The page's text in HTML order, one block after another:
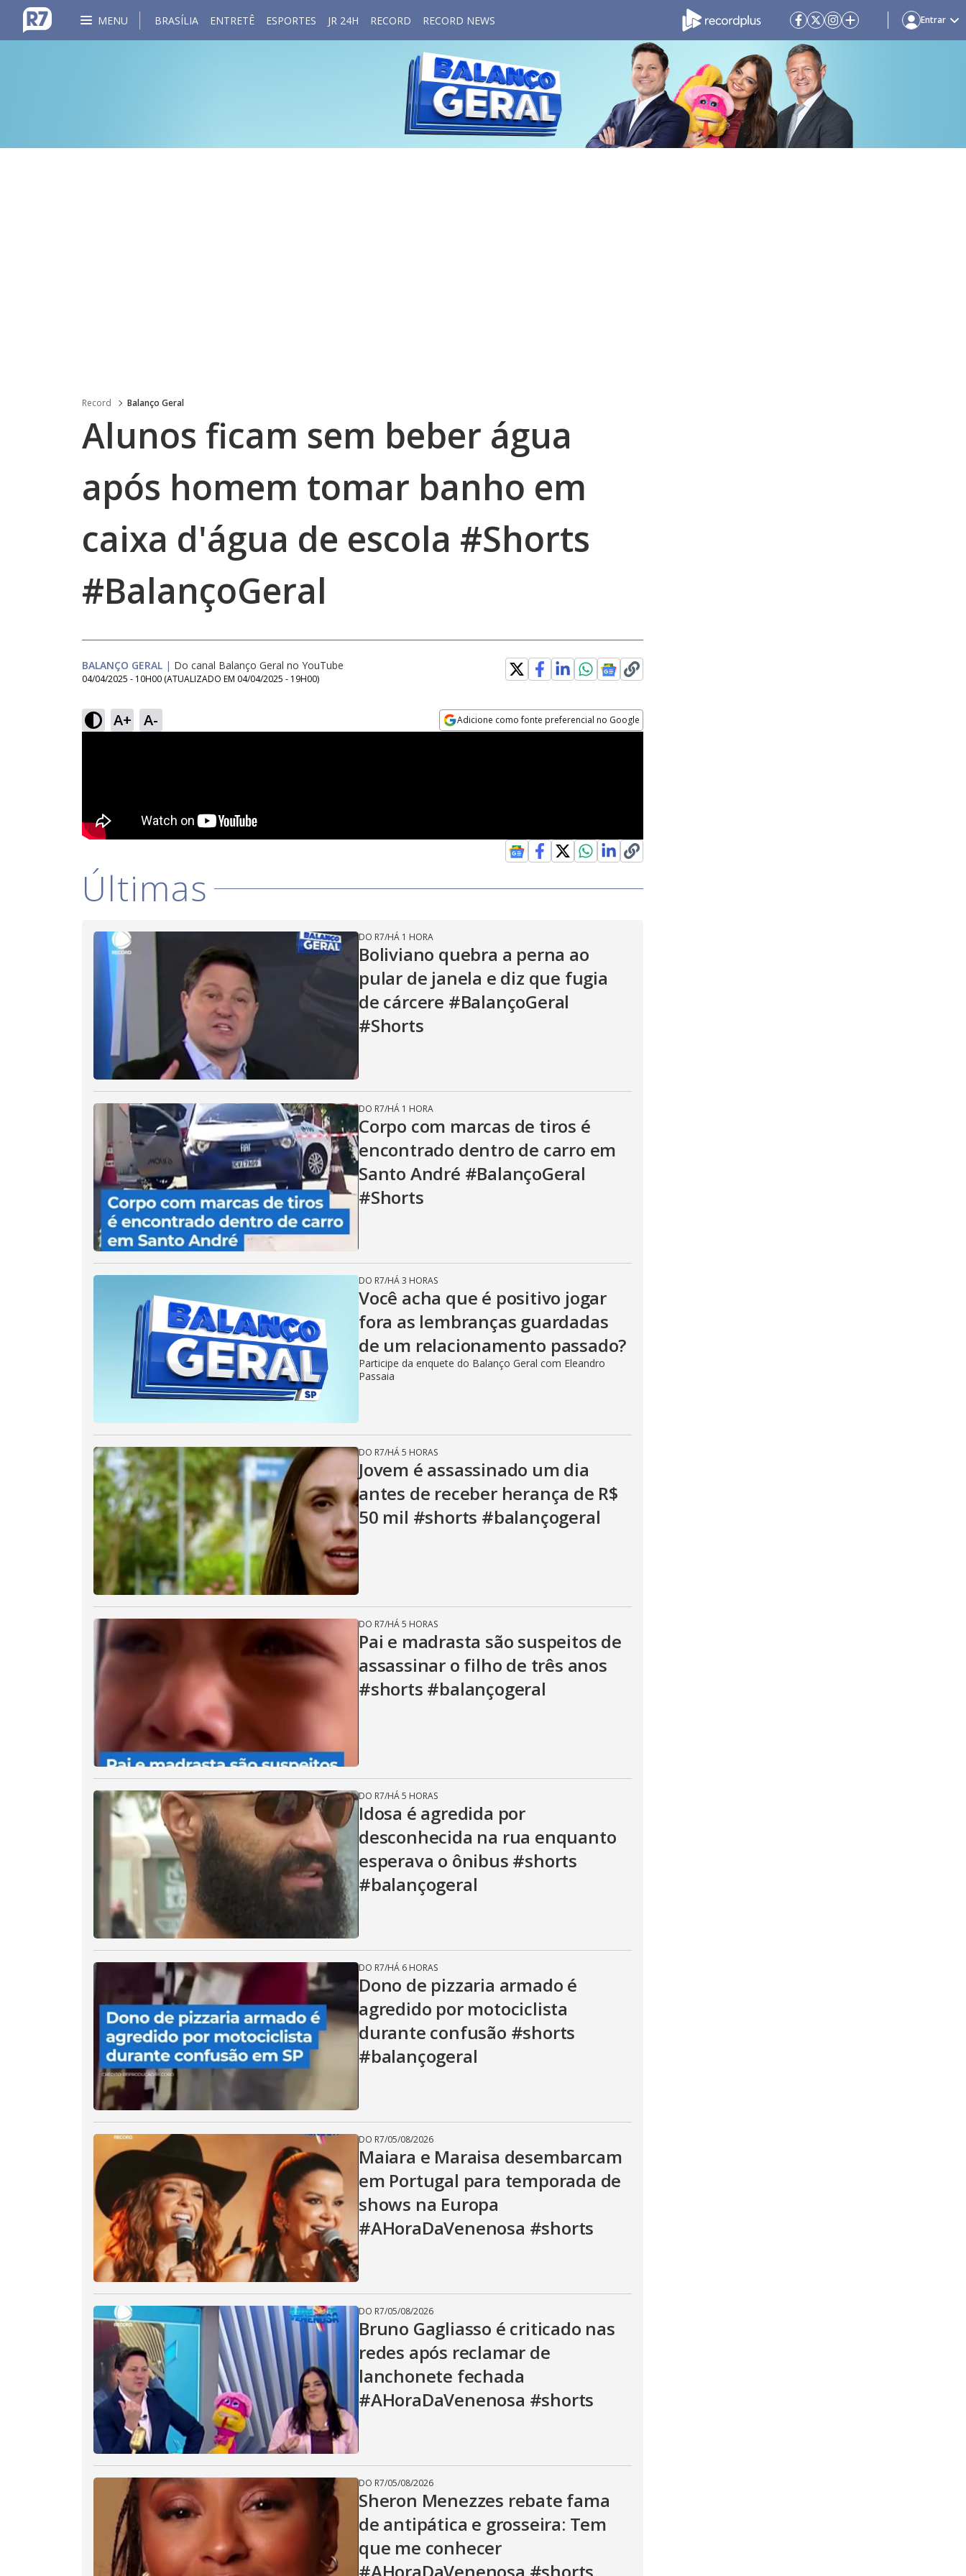
MENU BRASÍLIA ENTRETÊ ESPORTES JR 24H RECORD RECORD NEWS Entrar
Record Balanço Geral
Alunos ficam sem beber água
após homem tomar banho em
caixa d'água de escola #Shorts
#BalançoGeral
BALANÇO GERAL | Do canal Balanço Geral no YouTube
04/04/2025 - 10H00 (ATUALIZADO EM 04/04/2025 - 19H00)
A+ A- Adicione como fonte preferencial no Google
Últimas
DO R7/HÁ 1 HORA
Boliviano quebra a perna ao
pular de janela e diz que fugia
de cárcere #BalançoGeral
#Shorts
DO R7/HÁ 1 HORA
Corpo com marcas de tiros é
encontrado dentro de carro em
Santo André #BalançoGeral
#Shorts
DO R7/HÁ 3 HORAS
Você acha que é positivo jogar
fora as lembranças guardadas
de um relacionamento passado?
Participe da enquete do Balanço Geral com Eleandro
Passaia
DO R7/HÁ 5 HORAS
Jovem é assassinado um dia
antes de receber herança de R$
50 mil #shorts #balançogeral
DO R7/HÁ 5 HORAS
Pai e madrasta são suspeitos de
assassinar o filho de três anos
#shorts #balançogeral
DO R7/HÁ 5 HORAS
Idosa é agredida por
desconhecida na rua enquanto
esperava o ônibus #shorts
#balançogeral
DO R7/HÁ 6 HORAS
Dono de pizzaria armado é
agredido por motociclista
durante confusão #shorts
#balançogeral
DO R7/05/08/2026
Maiara e Maraisa desembarcam
em Portugal para temporada de
shows na Europa
#AHoraDaVenenosa #shorts
DO R7/05/08/2026
Bruno Gagliasso é criticado nas
redes após reclamar de
lanchonete fechada
#AHoraDaVenenosa #shorts
DO R7/05/08/2026
Sheron Menezzes rebate fama
de antipática e grosseira: Tem
que me conhecer